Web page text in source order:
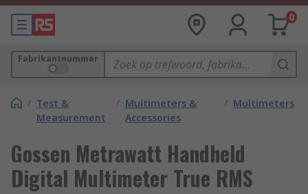
0
Fabrikantnummer
/ Test &
Measurement
/ Multimeters &
Accessories
/ Multimeters
Gossen Metrawatt Handheld
Digital Multimeter True RMS